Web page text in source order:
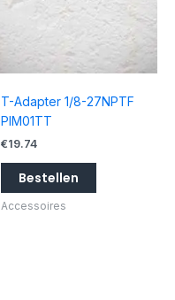
T-Adapter 1/8-27NPTF
PIM01TT
€19.74
Bestellen
Accessoires